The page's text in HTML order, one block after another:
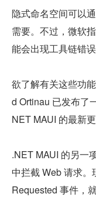
隐式命名空间可以
需要。不过，微软
能会出现工具链错误
欲了解有关这些功
d Ortinau 已发布了
NET MAUI 的最新更
.NET MAUI 的另一
中拦截 Web 请求
Requested 事件，